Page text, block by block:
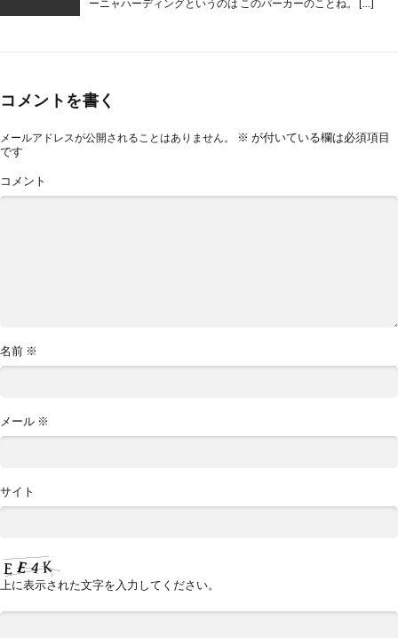
ーニャハーディングというのは このパーカーのことね。 […]
コメントを書く
メールアドレスが公開されることはありません。 ※ が付いている欄は必須項目
です
コメント
名前 ※
メール ※
サイト
上に表示された文字を入力してください。